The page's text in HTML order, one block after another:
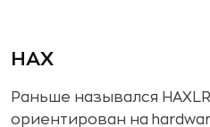
HAX
Раньше назывался
ориентирован на